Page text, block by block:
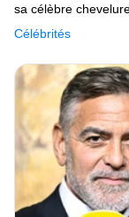
Célébrités
sa célèbre
2025.Plus tôt cette
cheveux en noir
Night, and Good
chez le public que
Clooney, n’avait
ce changement.
Cuisine
Bien-être
Admiration